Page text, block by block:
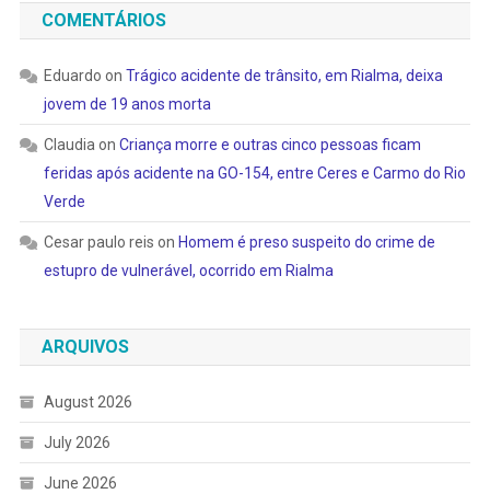
COMENTÁRIOS
Eduardo on Trágico acidente de trânsito, em Rialma, deixa
jovem de 19 anos morta
Claudiaon Criança morre e outras cinco pessoas ficam
feridas após acidente na GO-154, entre Ceres e Carmo do Rio
Verde
Cesar paulo reis on Homem é preso suspeito do crime de
estupro de vulnerável, ocorrido em Rialma
ARQUIVOS
August 2026
July 2026
June 2026